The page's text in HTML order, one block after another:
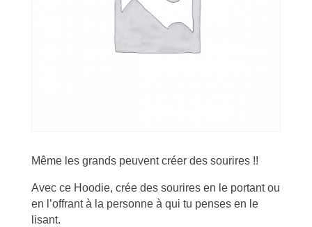
Même les grands peuvent créer des sourires !!
Avec ce Hoodie, crée des sourires en le portant ou
en l’offrant à la personne à qui tu penses en le
lisant.